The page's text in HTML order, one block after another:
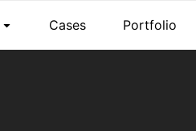
Cases Portfolio